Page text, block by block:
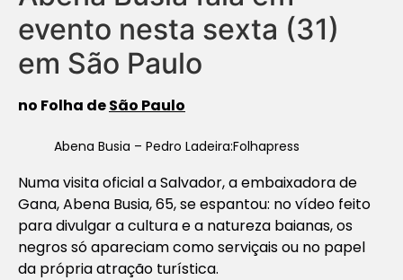
evento nesta sexta (31)
em São Paulo
no Folha deSão Paulo
Abena Busia – Pedro Ladeira:Folhapress
Numa visita oficial a Salvador, a embaixadora de
Gana, Abena Busia, 65, se espantou: no vídeo feito
para divulgar a cultura e a natureza baianas, os
negros só apareciam como serviçais ou no papel
da própria atração turística.